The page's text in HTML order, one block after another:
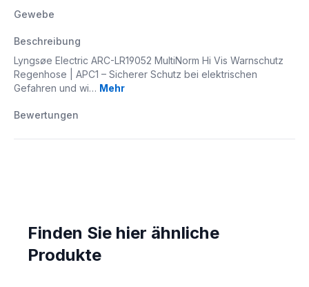
Gewebe
Beschreibung
Lyngsøe Electric ARC-LR19052 MultiNorm Hi Vis Warnschutz
Regenhose | APC1 – Sicherer Schutz bei elektrischen
Gefahren und wi… Mehr
Bewertungen
Finden Sie hier ähnliche
Produkte